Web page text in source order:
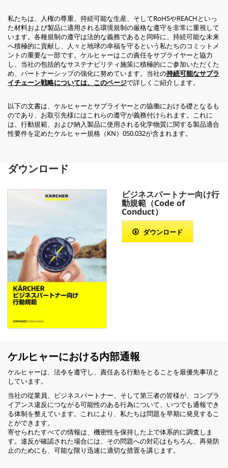
私たちは、人権の尊重、持続可能な生産、そしてRoHSやREACHといっ
た材料および製品に適用される環境規制の厳格な遵守を非常に重視して
います。各種規制の遵守は法的な義務であると同時に、持続可能な未来
へ積極的に貢献し、人々と地球の幸福を守るという私たちのコミットメ
ントの重要な一部です。ケルヒャーはこの責任をサプライヤーと協力
し、当社の包括的なサステナビリティ施策に積極的にご参加いただくた
め、パートナーシップの強化に努めています。当社の持続可能なサプラ
イチェーン戦略については、このページで詳しくご紹介します。
以下の文書は、ケルヒャーとサプライヤーとの協働における礎となるも
のであり、お取引先様にはこれらの遵守が義務付けられます。これに
は、行動規範、および納入製品に使用される化学物質に関する製品適合
性要件を定めたケルヒャー規格（KN）050.032が含まれます。
ダウンロード
ビジネスパートナー向け行
動規範（Code of
Conduct）
ダウンロード
ケルヒャーにおける内部通報
ケルヒャーは、法令を遵守し、責任ある行動をとることを最優先事項と
しています。
当社の従業員、ビジネスパートナー、そして第三者の皆様が、コンプラ
イアンス違反につながる可能性のある行為について、いつでも通報でき
る体制を整えています。これにより、私たちは問題を早期に発見するこ
とができます。
寄せられたすべての情報は、機密性を保持した上で体系的に調査しま
す。違反が確認された場合には、その問題への対応はもちろん、再発防
止のためにも、可能な限り迅速に適切な措置を講じます。